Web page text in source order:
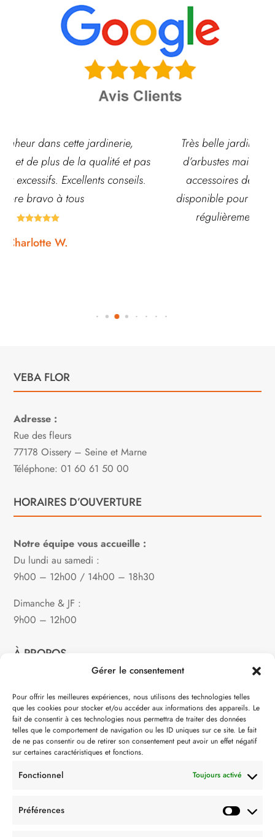
Gérer le consentement
Pour offrir les meilleures expériences, nous utilisons des technologies telles
que les cookies pour stocker et/ou accéder aux informations des appareils. Le
fait de consentir à ces technologies nous permettra de traiter des données
telles que le comportement de navigation ou les ID uniques sur ce site. Le fait
de ne pas consentir ou de retirer son consentement peut avoir un effet négatif
sur certaines caractéristiques et fonctions.
Fonctionnel Toujours activé
Préférences
Très belle jardinerie, grand choix de fleurs et
d’arbustes mais également de pots ou autre
accessoires de jardin. L’équipe est souvent
disponible pour échanger et conseiller. J’y vais
régulièrement et ne suis jamais déçue.
VEBA FLOR
Adresse :
Rue des fleurs
77178 Oissery – Seine et Marne
Téléphone: 01 60 61 50 00
HORAIRES D’OUVERTURE
Notre équipe vous accueille :
Du lundi au samedi :
9h00 – 12h00 / 14h00 – 18h30
Dimanche & JF :
9h00 – 12h00
À PROPOS
Notre philosophie
Contact
Partenaire de: